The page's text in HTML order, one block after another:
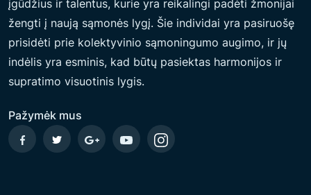
U
B
I
O
P
A
įgūdžius ir talentus, kurie yra reikalingi padėti žmonijai
žengti į naują sąmonės lygį. Šie individai yra pasiruošę
prisidėti prie kolektyvinio sąmoningumo augimo, ir jų
indėlis yra esminis, kad būtų pasiektas harmonijos ir
supratimo visuotinis lygis.
Pažymėk mus